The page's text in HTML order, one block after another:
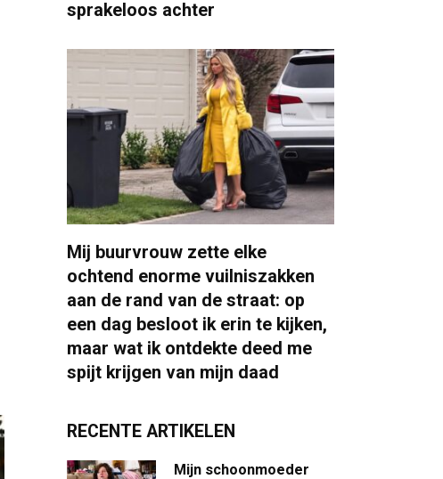
sprakeloos achter
Mij buurvrouw zette elke
ochtend enorme vuilniszakken
aan de rand van de straat: op
een dag besloot ik erin te kijken,
maar wat ik ontdekte deed me
spijt krijgen van mijn daad
RECENTE ARTIKELEN
Mijn schoonmoeder